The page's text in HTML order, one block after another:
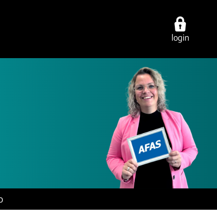
login
contact
vestigingen
e-mail/telefoon
social media